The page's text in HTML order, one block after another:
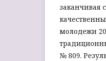
заканчивая
молодежи
№ 809.